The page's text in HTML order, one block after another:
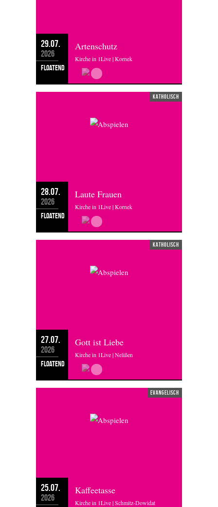
29.07.
2026
floatend
Artenschutz
Kirche in 1Live | Kornek
katholisch
28.07.
2026
floatend
Laute Frauen
Kirche in 1Live | Kornek
katholisch
27.07.
2026
floatend
Gott ist Liebe
Kirche in 1Live | Nelißen
evangelisch
25.07.
2026
Kaffeetasse
Kirche in 1Live | Schmitz-Dowidat